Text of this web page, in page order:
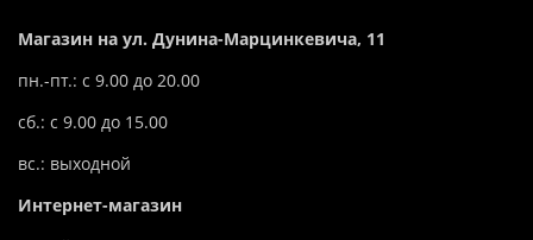
Магазин на ул. Дунина-Марцинкевича, 11
пн.-пт.: с 9.00 до 20.00
сб.: с 9.00 до 15.00
вс.: выходной
Интернет-магазин